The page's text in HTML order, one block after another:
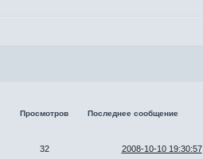
Просмотров Последнее сообщение
32 2008-10-10 19:30:57